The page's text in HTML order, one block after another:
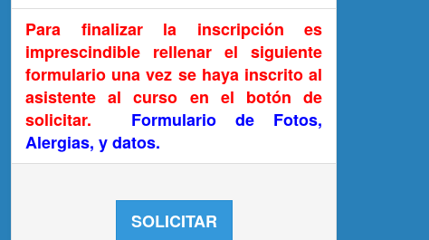
Para finalizar la inscripción es
imprescindible rellenar el siguiente
formulario una vez se haya inscrito al
asistente al curso en el botón de
solicitar.
Formulario de Fotos,
Alergias, y datos.
SOLICITAR